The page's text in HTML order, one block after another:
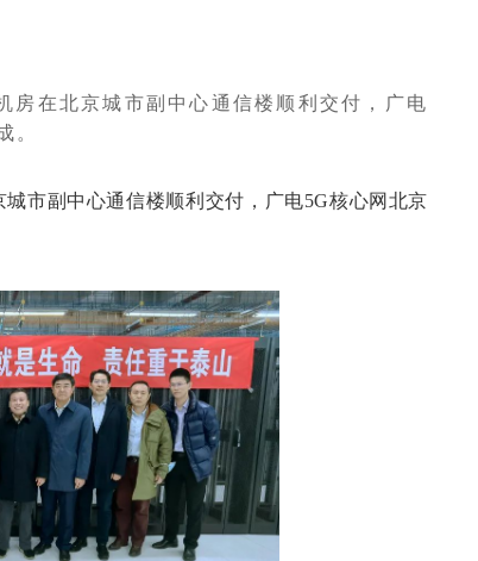
房在北京城市副中心通信楼顺利交付，广电
。
市副中心通信楼顺利交付，广电5G核心网北京